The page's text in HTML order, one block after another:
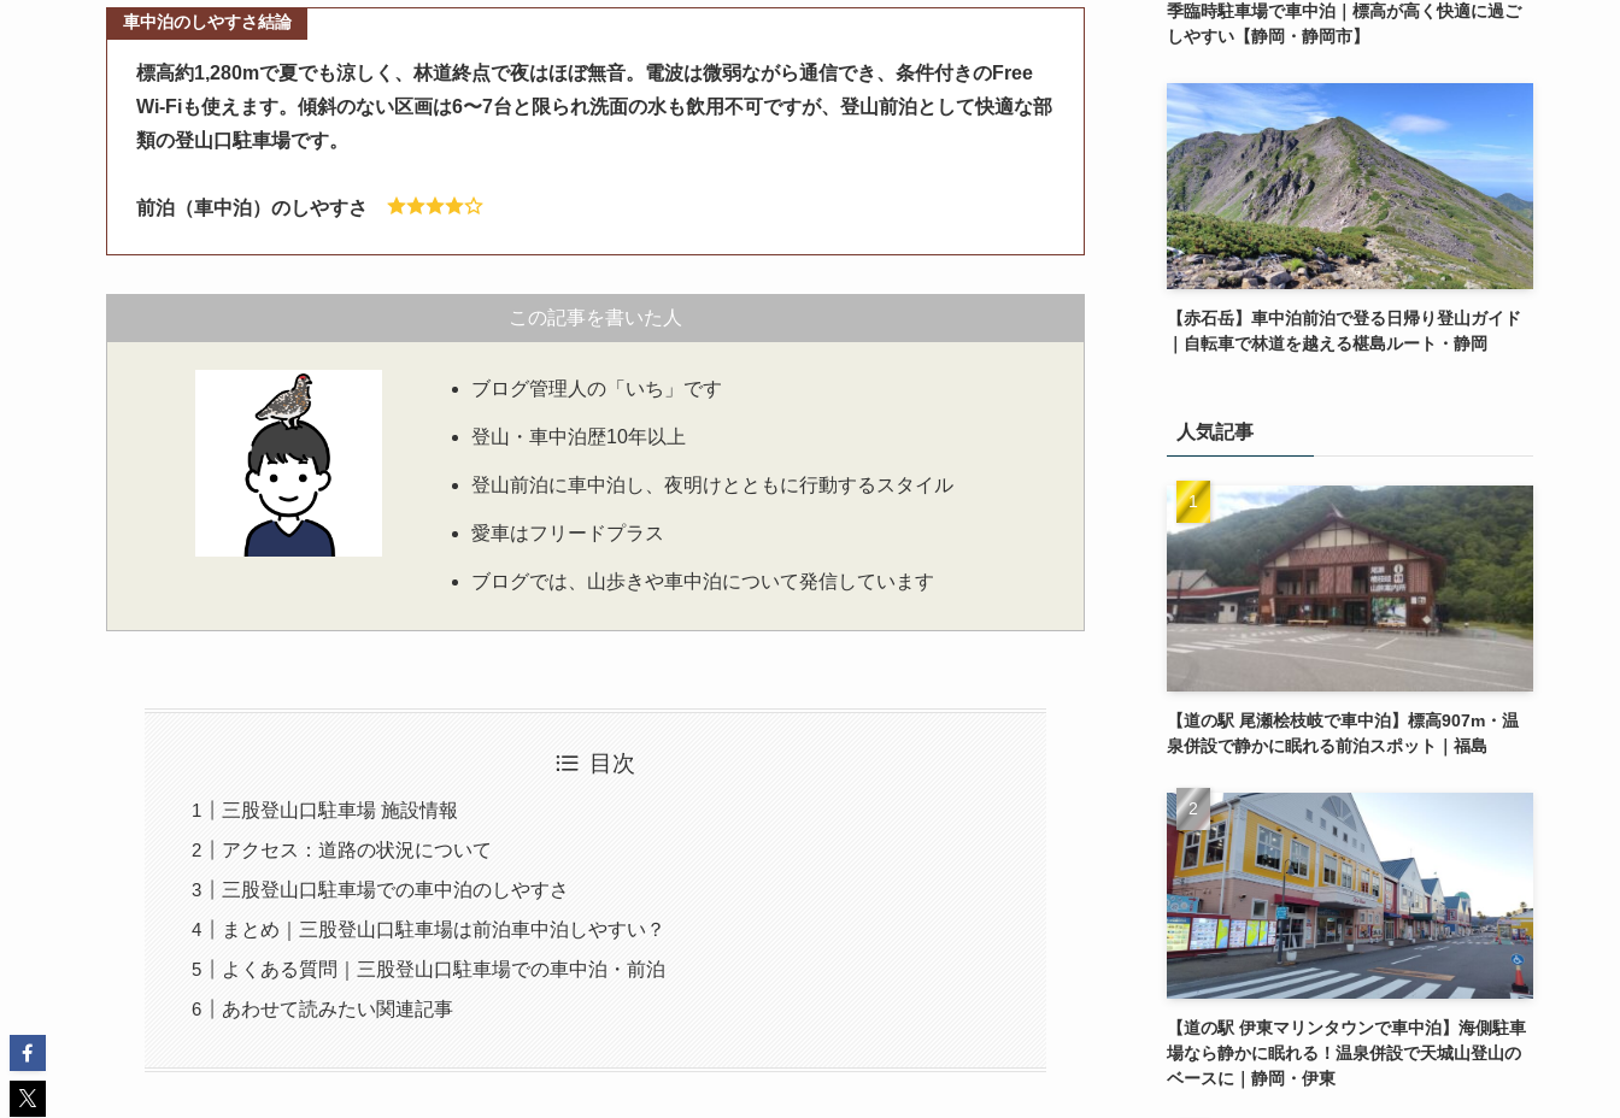
車中泊のしやすさ結論
標高約1,280mで夏でも涼しく、林道終点で夜はほぼ無音。電波は微弱ながら通信でき、条件付きのFree
Wi-Fiも使えます。傾斜のない区画は6〜7台と限られ洗面の水も飲用不可ですが、登山前泊として快適な部
類の登山口駐車場です。
前泊（車中泊）のしやすさ
この記事を書いた人
ブログ管理人の「いち」です
登山・車中泊歴10年以上
登山前泊に車中泊し、夜明けとともに行動するスタイル
愛車はフリードプラス
ブログでは、山歩きや車中泊について発信しています
目次
三股登山口駐車場 施設情報
アクセス：道路の状況について
三股登山口駐車場での車中泊のしやすさ
まとめ｜三股登山口駐車場は前泊車中泊しやすい？
よくある質問｜三股登山口駐車場での車中泊・前泊
あわせて読みたい関連記事
季臨時駐車場で車中泊｜標高が高く快適に過ご
しやすい【静岡・静岡市】
【赤石岳】車中泊前泊で登る日帰り登山ガイド
｜自転車で林道を越える椹島ルート・静岡
人気記事
【道の駅 尾瀬桧枝岐で車中泊】標高907m・温
泉併設で静かに眠れる前泊スポット｜福島
【道の駅 伊東マリンタウンで車中泊】海側駐車
場なら静かに眠れる！温泉併設で天城山登山の
ベースに｜静岡・伊東